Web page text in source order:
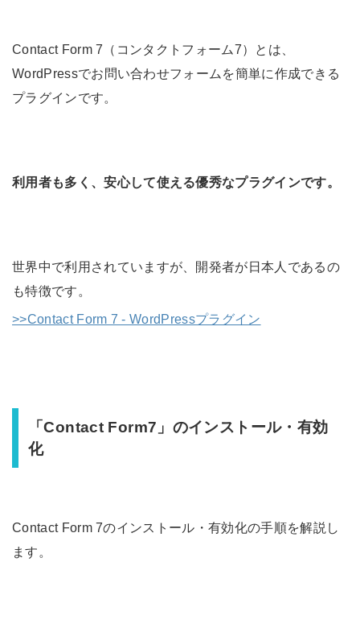
Contact Form 7（コンタクトフォーム7）とは、
WordPressでお問い合わせフォームを簡単に作成できる
プラグインです。
利用者も多く、安心して使える優秀なプラグインです。
世界中で利用されていますが、開発者が日本人であるの
も特徴です。
>>Contact Form 7 - WordPressプラグイン
「Contact Form7」のインストール・有効
化
Contact Form 7のインストール・有効化の手順を解説し
ます。